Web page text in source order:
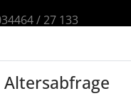
Altersabfrage
/ 27 133
am-geiseltalsee.de